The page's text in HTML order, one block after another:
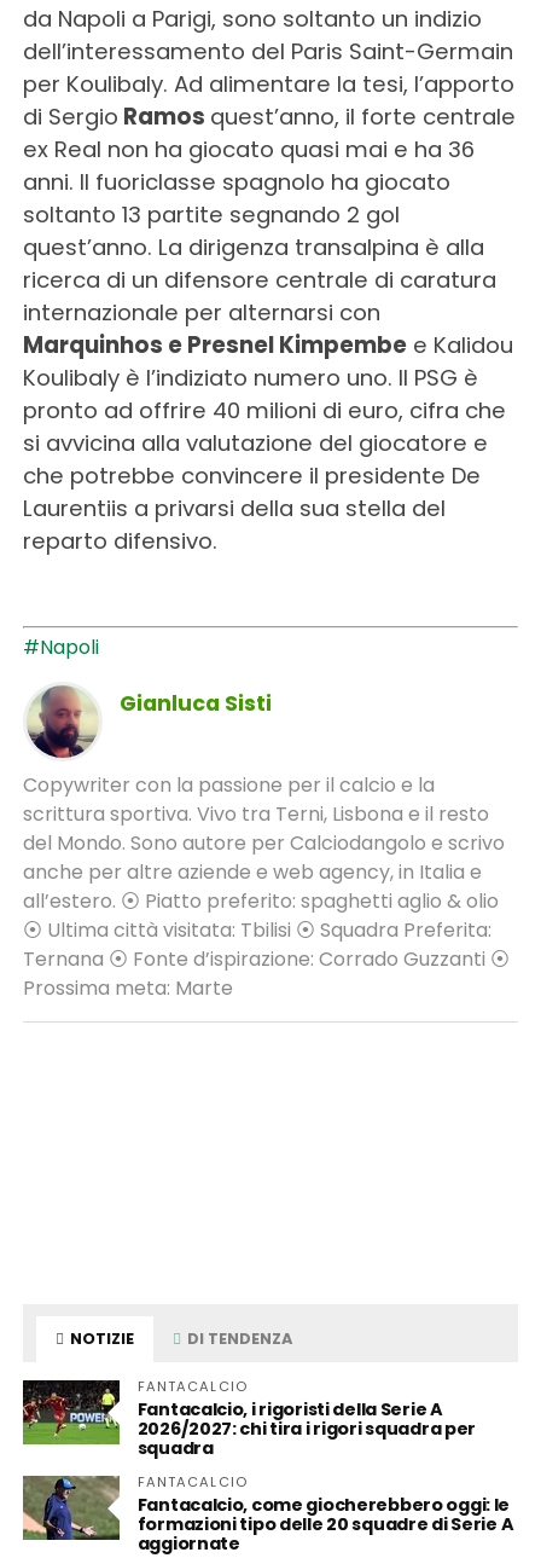
da Napoli a Parigi, sono soltanto un indizio
dell’interessamento del Paris Saint-Germain
per Koulibaly. Ad alimentare la tesi, l’apporto
di Sergio Ramos quest’anno, il forte centrale
ex Real non ha giocato quasi mai e ha 36
anni. Il fuoriclasse spagnolo ha giocato
soltanto 13 partite segnando 2 gol
quest’anno. La dirigenza transalpina è alla
ricerca di un difensore centrale di caratura
internazionale per alternarsi con
Marquinhos e Presnel Kimpembee Kalidou
Koulibaly è l’indiziato numero uno. Il PSG è
pronto ad offrire 40 milioni di euro, cifra che
si avvicina alla valutazione del giocatore e
che potrebbe convincere il presidente De
Laurentiis a privarsi della sua stella del
reparto difensivo.
#Napoli
Gianluca Sisti
Copywriter con la passione per il calcio e la
scrittura sportiva. Vivo tra Terni, Lisbona e il resto
del Mondo. Sono autore per Calciodangolo e scrivo
anche per altre aziende e web agency, in Italia e
all’estero. ⦿ Piatto preferito: spaghetti aglio & olio
⦿ Ultima città visitata: Tbilisi ⦿ Squadra Preferita:
Ternana ⦿ Fonte d’ispirazione: Corrado Guzzanti ⦿
Prossima meta: Marte
NOTIZIE DI TENDENZA
FANTACALCIO
Fantacalcio, i rigoristi della Serie A
2026/2027: chi tira i rigori squadra per
squadra
FANTACALCIO
Fantacalcio, come giocherebbero oggi: le
formazioni tipo delle 20 squadre di Serie A
aggiornate